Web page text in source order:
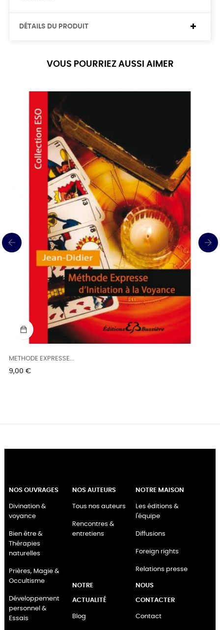
DÉTAILS DU PRODUIT
VOUS POURRIEZ AUSSI AIMER
METHODE EXPRESSE...
Prix
9,00 €
NOS OUVRAGES
Divination &
voyance
Bien être &
Thérapies
naturelles
Prières, Magie &
Occultisme
Développement
personnel &
Essais
NOS AUTEURS
Tous nos auteurs
Rencontres &
entretiens
NOTRE MAISON
Les éditions &
l'équipe
Diffusions
Foreign rights
Relations presse
NOTRE
ACTUALITÉ
Blog
NOUS
CONTACTER
Contact